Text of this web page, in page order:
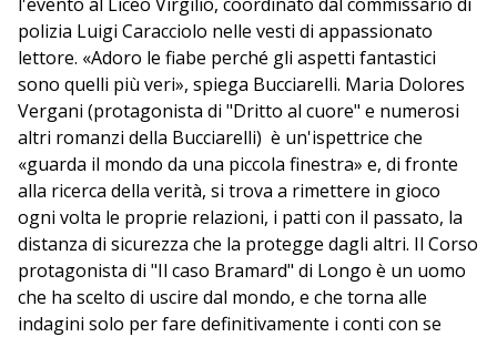
polizia Luigi Caracciolo nelle vesti di appassionato
lettore. «Adoro le fiabe perché gli aspetti fantastici
sono quelli più veri», spiega Bucciarelli. Maria Dolores
Vergani (protagonista di "Dritto al cuore" e numerosi
altri romanzi della Bucciarelli) è un'ispettrice che
«guarda il mondo da una piccola finestra» e, di fronte
alla ricerca della verità, si trova a rimettere in gioco
ogni volta le proprie relazioni, i patti con il passato, la
distanza di sicurezza che la protegge dagli altri. Il Corso
protagonista di "Il caso Bramard" di Longo è un uomo
che ha scelto di uscire dal mondo, e che torna alle
indagini solo per fare definitivamente i conti con se